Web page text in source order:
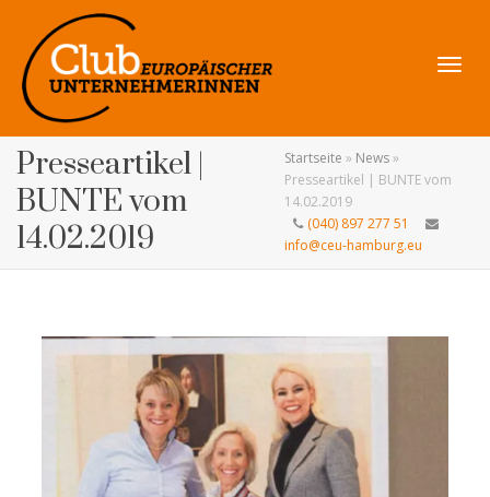
Presseartikel |
BUNTE vom
14.02.2019
Startseite » News»
Presseartikel | BUNTE vom
14.02.2019
(040) 897 277 51
info@ceu-hamburg.eu